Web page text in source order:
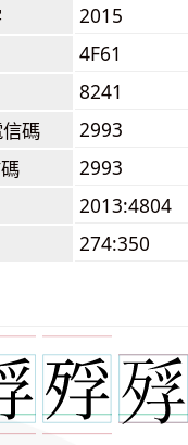
2015
4F61
8241
碼
2993
2993
2013:4804
274:350